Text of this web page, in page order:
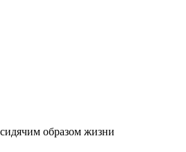
образом жизни